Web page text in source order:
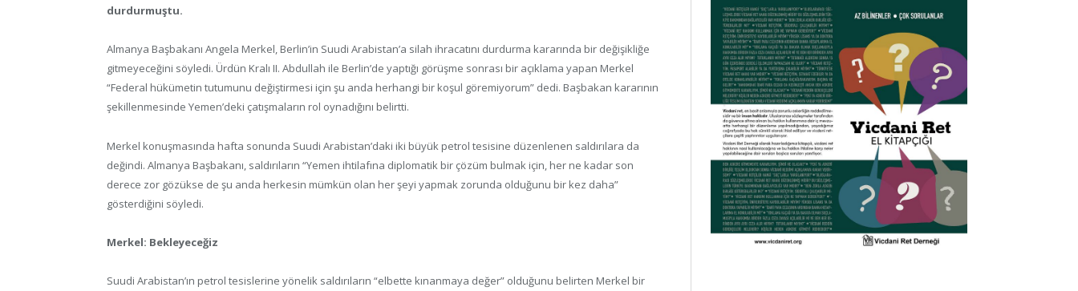
durdurmuştu.
Almanya Başbakanı Angela Merkel, Berlin’in Suudi Arabistan’a silah ihracatını durdurma kararında bir değişikliğe
gitmeyeceğini söyledi. Ürdün Kralı II. Abdullah ile Berlin’de yaptığı görüşme sonrası bir açıklama yapan Merkel
“Federal hükümetin tutumunu değiştirmesi için şu anda herhangi bir koşul göremiyorum” dedi. Başbakan kararının
şekillenmesinde Yemen’deki çatışmaların rol oynadığını belirtti.
Merkel konuşmasında hafta sonunda Suudi Arabistan’daki iki büyük petrol tesisine düzenlenen saldırılara da
değindi. Almanya Başbakanı, saldırıların “Yemen ihtilafına diplomatik bir çözüm bulmak için, her ne kadar son
derece zor gözükse de şu anda herkesin mümkün olan her şeyi yapmak zorunda olduğunu bir kez daha”
gösterdiğini söyledi.
Merkel: Bekleyeceğiz
Suudi Arabistan’ın petrol tesislerine yönelik saldırıların “elbette kınanmaya değer” olduğunu belirten Merkel bir